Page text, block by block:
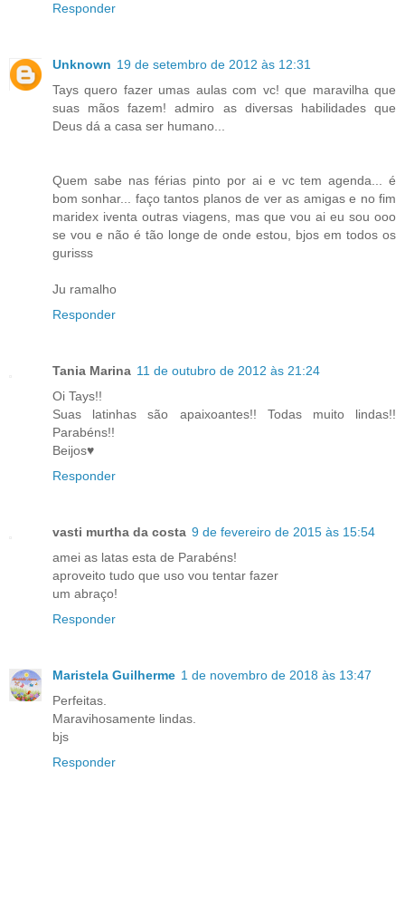
Responder
Unknown 19 de setembro de 2012 às 12:31
Tays quero fazer umas aulas com vc! que maravilha que
suas mãos fazem! admiro as diversas habilidades que
Deus dá a casa ser humano...
Quem sabe nas férias pinto por ai e vc tem agenda... é
bom sonhar... faço tantos planos de ver as amigas e no fim
maridex iventa outras viagens, mas que vou ai eu sou ooo
se vou e não é tão longe de onde estou, bjos em todos os
gurisss
Ju ramalho
Responder
Tania Marina 11 de outubro de 2012 às 21:24
Oi Tays!!
Suas latinhas são apaixoantes!! Todas muito lindas!!
Parabéns!!
Beijos♥
Responder
vasti murtha da costa 9 de fevereiro de 2015 às 15:54
amei as latas esta de Parabéns!
aproveito tudo que uso vou tentar fazer
um abraço!
Responder
Maristela Guilherme 1 de novembro de 2018 às 13:47
Perfeitas.
Maravihosamente lindas.
bjs
Responder